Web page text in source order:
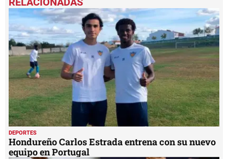
of
minutes,
6
seconds
DEPORTES
Hondureño Carlos Estrada entrena con su nuevo
equipo en Portugal